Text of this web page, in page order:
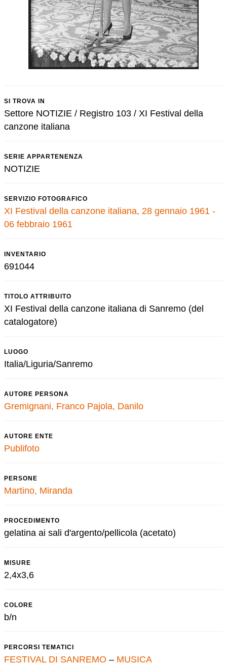
SI TROVA IN
Settore NOTIZIE / Registro 103 / XI Festival della
canzone italiana
SERIE APPARTENENZA
NOTIZIE
SERVIZIO FOTOGRAFICO
XI Festival della canzone italiana, 28 gennaio 1961 -
06 febbraio 1961
INVENTARIO
691044
TITOLO ATTRIBUITO
XI Festival della canzone italiana di Sanremo (del
catalogatore)
LUOGO
Italia/Liguria/Sanremo
AUTORE PERSONA
Gremignani, Franco Pajola, Danilo
AUTORE ENTE
Publifoto
PERSONE
Martino, Miranda
PROCEDIMENTO
gelatina ai sali d'argento/pellicola (acetato)
MISURE
2,4x3,6
COLORE
b/n
PERCORSI TEMATICI
FESTIVAL DI SANREMO – MUSICA